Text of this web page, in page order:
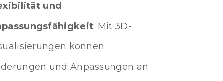
und
: Mit 3D-
können
und Anpassungen an